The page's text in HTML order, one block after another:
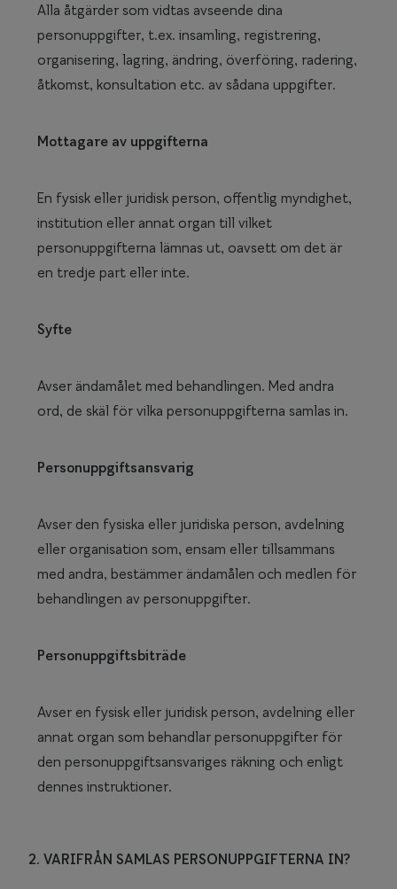
Alla åtgärder som vidtas avseende dina
personuppgifter, t.ex. insamling, registrering,
organisering, lagring, ändring, överföring, radering,
åtkomst, konsultation etc. av sådana uppgifter.
Mottagare av uppgifterna
En fysisk eller juridisk person, offentlig myndighet,
institution eller annat organ till vilket
personuppgifterna lämnas ut, oavsett om det är
en tredje part eller inte.
Syfte
Avser ändamålet med behandlingen. Med andra
ord, de skäl för vilka personuppgifterna samlas in.
Personuppgiftsansvarig
Avser den fysiska eller juridiska person, avdelning
eller organisation som, ensam eller tillsammans
med andra, bestämmer ändamålen och medlen för
behandlingen av personuppgifter.
Personuppgiftsbiträde
Avser en fysisk eller juridisk person, avdelning eller
annat organ som behandlar personuppgifter för
den personuppgiftsansvariges räkning och enligt
dennes instruktioner.
2. VARIFRÅN SAMLAS PERSONUPPGIFTERNA IN?